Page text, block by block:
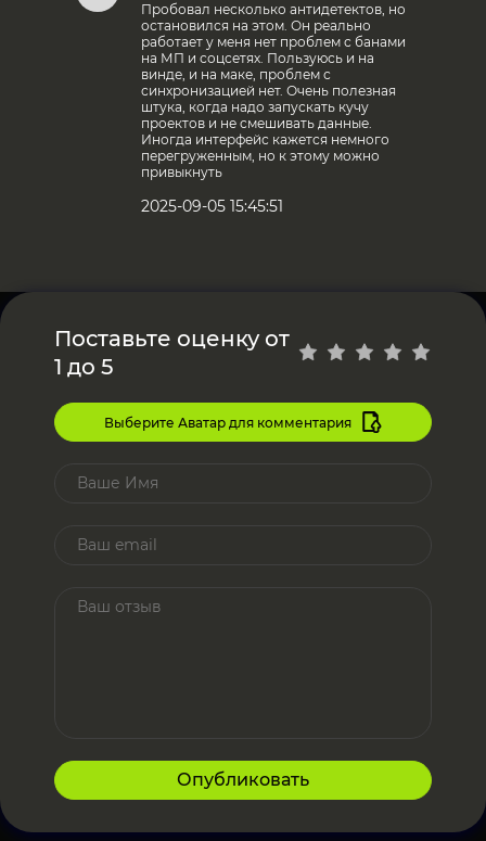
Пробовал несколько антидетектов, но
остановился на этом. Он реально
работает у меня нет проблем с банами
на МП и соцсетях. Пользуюсь и на
винде, и на маке, проблем с
синхронизацией нет. Очень полезная
штука, когда надо запускать кучу
проектов и не смешивать данные.
Иногда интерфейс кажется немного
перегруженным, но к этому можно
привыкнуть
2025-09-05 15:45:51
Поставьте оценку от
1 до 5
Выберите Аватар для комментария
Опубликовать